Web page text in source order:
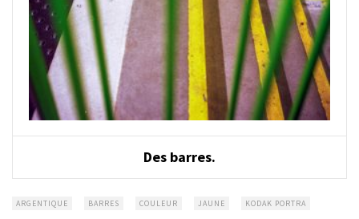
Des barres.
ARGENTIQUE BARRES COULEUR JAUNE KODAK PORTRA